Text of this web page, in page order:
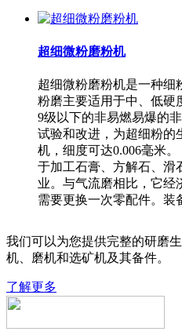
超细微粉磨粉机
超细微粉磨粉机是一种细
粉磨主要适用于中、低硬
9级以下的非易燃易爆的
试验和改进，为超细粉的
机，细度可达0.006毫米
于加工石膏、方解石、滑
业。与气流磨相比，它经
需要更换一次零配件。装
我们可以为您提供完整的研磨
机、磨机和选矿机及其备件。
了解更多